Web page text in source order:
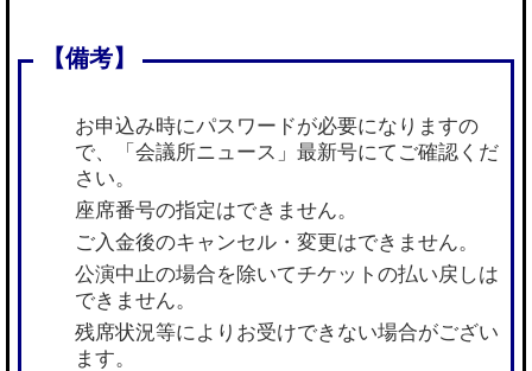
お申込み時にパスワードが必要になりますの
で、「会議所ニュース」最新号にてご確認くだ
さい。
座席番号の指定はできません。
ご入金後のキャンセル・変更はできません。
公演中止の場合を除いてチケットの払い戻しは
できません。
残席状況等によりお受けできない場合がござい
ます。